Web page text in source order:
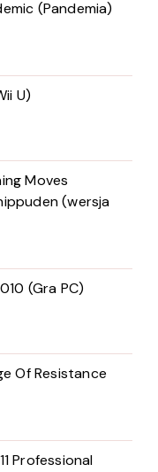
(Pandemia)
U)
Moves
(wersja
(Gra PC)
Of Resistance
Professional